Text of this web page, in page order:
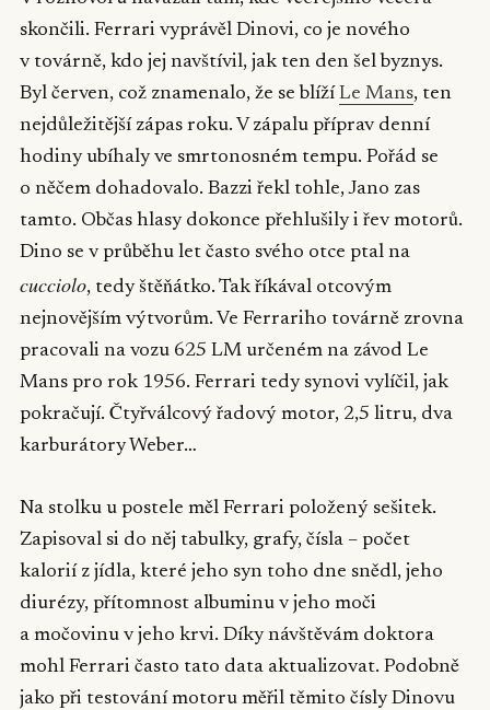
skončili. Ferrari vyprávěl Dinovi, co je nového
v továrně, kdo jej navštívil, jak ten den šel byznys.
Byl červen, což znamenalo, že se blíží Le Mans, ten
nejdůležitější zápas roku. V zápalu příprav denní
hodiny ubíhaly ve smrtonosném tempu. Pořád se
o něčem dohadovalo. Bazzi řekl tohle, Jano zas
tamto. Občas hlasy dokonce přehlušily i řev motorů.
Dino se v průběhu let často svého otce ptal na
cucciolo, tedy štěňátko. Tak říkával otcovým
nejnovějším výtvorům. Ve Ferrariho továrně zrovna
pracovali na vozu 625 LM určeném na závod Le
Mans pro rok 1956. Ferrari tedy synovi vylíčil, jak
pokračují. Čtyřválcový řadový motor, 2,5 litru, dva
karburátory Weber…
Na stolku u postele měl Ferrari položený sešitek.
Zapisoval si do něj tabulky, grafy, čísla – počet
kalorií z jídla, které jeho syn toho dne snědl, jeho
diurézy, přítomnost albuminu v jeho moči
a močovinu v jeho krvi. Díky návštěvám doktora
mohl Ferrari často tato data aktualizovat. Podobně
jako při testování motoru měřil těmito čísly Dinovu